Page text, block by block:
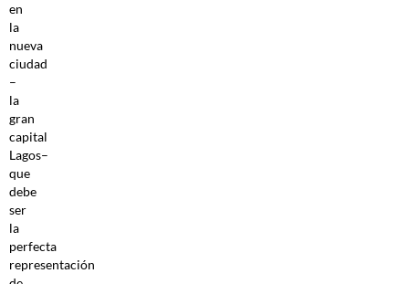
en
la
nueva
ciudad
–
la
gran
capital
Lagos–
que
debe
ser
la
perfecta
representación